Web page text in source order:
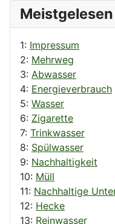
Meistgelesen
1: Impressum
2: Mehrweg
3: Abwasser
4: Energieverbrauch
5: Wasser
6: Zigarette
7: Trinkwasser
8: Spülwasser
9: Nachhaltigkeit
10: Müll
11: Nachhaltige
12: Hecke
13: Reinwasser